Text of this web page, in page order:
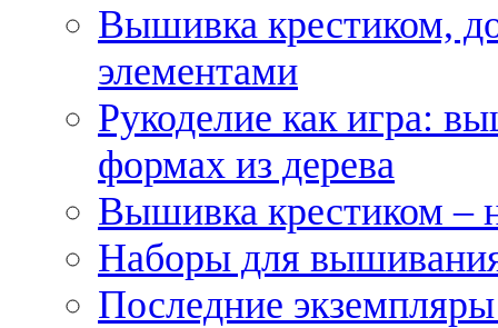
Вышивка крестиком,
элементами
Рукоделие как игра:
формах из дерева
Вышивка крестиком –
Наборы для
Последние